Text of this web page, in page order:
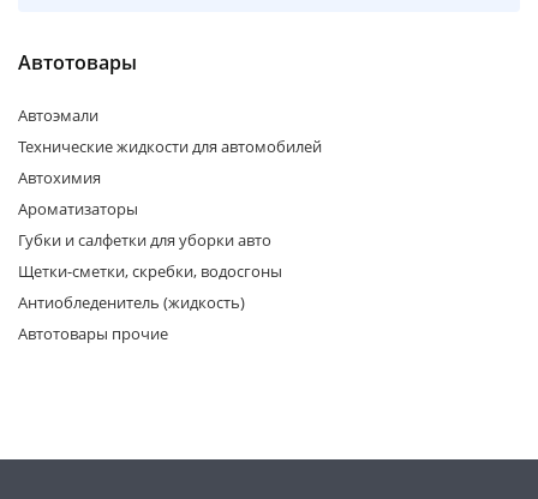
Автотовары
Автоэмали
Технические жидкости для автомобилей
Автохимия
Ароматизаторы
Губки и салфетки для уборки авто
Щетки-сметки, скребки, водосгоны
Антиобледенитель (жидкость)
Автотовары прочие